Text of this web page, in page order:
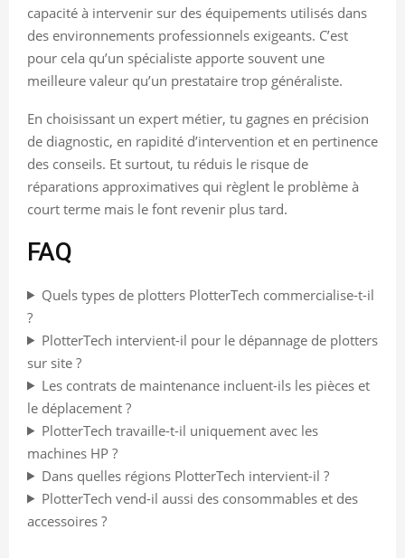
capacité à intervenir sur des équipements utilisés dans
des environnements professionnels exigeants. C’est
pour cela qu’un spécialiste apporte souvent une
meilleure valeur qu’un prestataire trop généraliste.
En choisissant un expert métier, tu gagnes en précision
de diagnostic, en rapidité d’intervention et en pertinence
des conseils. Et surtout, tu réduis le risque de
réparations approximatives qui règlent le problème à
court terme mais le font revenir plus tard.
FAQ
Quels types de plotters PlotterTech commercialise-t-il
?
PlotterTech intervient-il pour le dépannage de plotters
sur site ?
Les contrats de maintenance incluent-ils les pièces et
le déplacement ?
PlotterTech travaille-t-il uniquement avec les
machines HP ?
Dans quelles régions PlotterTech intervient-il ?
PlotterTech vend-il aussi des consommables et des
accessoires ?